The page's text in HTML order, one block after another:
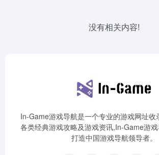
没有相关内容!
In-Game游戏导航是一个专业的游戏网址收
各类经典游戏攻略及游戏资讯,In-Game游
打造中国游戏导航领导者。